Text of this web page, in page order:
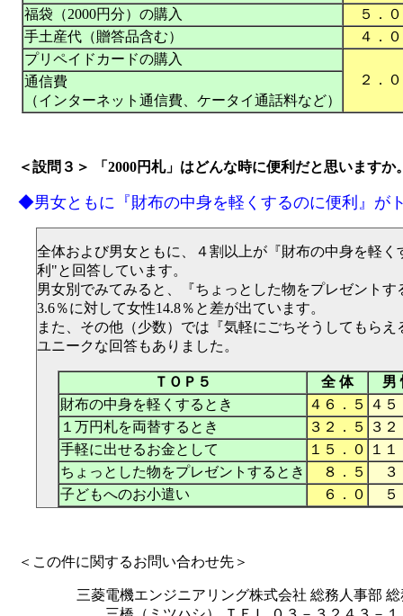
福袋（2000円分）の購入
５．０
手土産代（贈答品含む）
４．０
プリペイドカードの購入
２．０
通信費
（インターネット通信費、ケータイ通話料など）
＜設問３＞ 「2000円札」はどんな時に便利だと思いますか
◆男女ともに『財布の中身を軽くするのに便利』が
全体および男女ともに、４割以上が『財布の中身を軽く
利"と回答しています。
男女別でみてみると、『ちょっとした物をプレゼントす
3.6％に対して女性14.8％と差が出ています。
また、その他（少数）では『気軽にごちそうしてもらえ
ユニークな回答もありました。
ＴＯＰ５ 全 体
男
財布の中身を軽くするとき
４６．５
４５
１万円札を両替するとき
３２．５
３
手軽に出せるお金として
１５．０
１
ちょっとした物をプレゼントするとき
８．５
子どもへのお小遣い
６．０
＜この件に関するお問い合わせ先＞
三菱電機エンジニアリング株式会社 総務人事部